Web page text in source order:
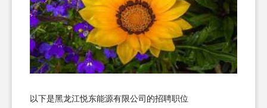
以下是黑龙江悦东能源有限公司的招聘职位